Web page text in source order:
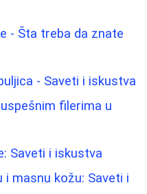
- Šta treba da znate
- Saveti i iskustva
filerima u
Saveti i iskustva
masnu kožu: Saveti i